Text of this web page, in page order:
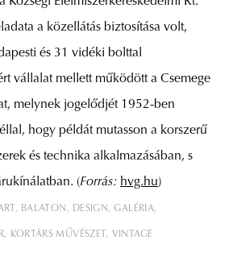
a közellátás biztosítása volt,
és 31 vidéki bolttal
vállalat mellett működött a Csemege
melynek jogelődjét 1952-ben
hogy példát mutasson a korszerű
és technika alkalmazásában, s
(Forrás: hvg.hu)
BALATON DESIGN GALÉRIA
KORTÁRS MŰVÉSZET VINTAGE